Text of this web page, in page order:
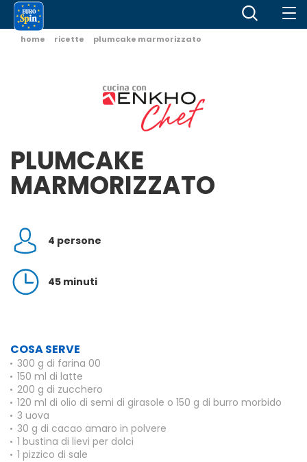
home ricette plumcake marmorizzato
PLUMCAKE
MARMORIZZATO
4 persone
45 minuti
COSA SERVE
300 g di farina 00
150 ml di latte
200 g di zucchero
120 ml di olio di semi di girasole o 150 g di burro morbido
3 uova
30 g di cacao amaro in polvere
1 bustina di lievi per dolci
1 pizzico di sale